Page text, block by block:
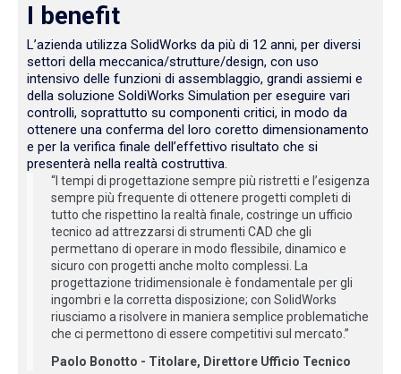
I benefit
L’azienda utilizza SolidWorks da più di 12 anni, per diversi
settori della meccanica/strutture/design, con uso
intensivo delle funzioni di assemblaggio, grandi assiemi e
della soluzione SoldiWorks Simulation per eseguire vari
controlli, soprattutto su componenti critici, in modo da
ottenere una conferma del loro coretto dimensionamento
e per la verifica finale dell’effettivo risultato che si
presenterà nella realtà costruttiva.
“I tempi di progettazione sempre più ristretti e l’esigenza
sempre più frequente di ottenere progetti completi di
tutto che rispettino la realtà finale, costringe un ufficio
tecnico ad attrezzarsi di strumenti CAD che gli
permettano di operare in modo flessibile, dinamico e
sicuro con progetti anche molto complessi. La
progettazione tridimensionale è fondamentale per gli
ingombri e la corretta disposizione; con SolidWorks
riusciamo a risolvere in maniera semplice problematiche
che ci permettono di essere competitivi sul mercato.”
Paolo Bonotto - Titolare, Direttore Ufficio Tecnico